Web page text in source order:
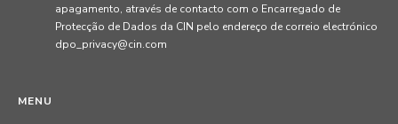
MENU
apagamento, através de contacto com o Encarregado de
Protecção de Dados da CIN pelo endereço de correio electrónico
dpo_privacy@cin.com